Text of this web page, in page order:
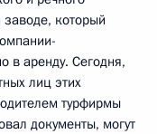
который
в аренду. Сегодня,
лиц этих
турфирмы
документы, могут